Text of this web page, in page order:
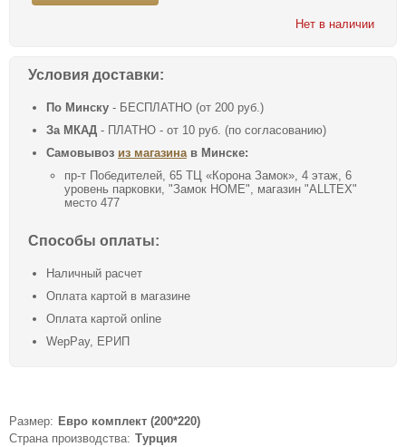
Нет в наличии
Условия доставки:
По Минску - БЕСПЛАТНО (от 200 руб.)
За МКАД - ПЛАТНО - от 10 руб. (по согласованию)
Самовывоз из магазина в Минске:
пр-т Победителей, 65 ТЦ «Корона Замок», 4 этаж, 6
уровень парковки, "Замок HOME", магазин "ALLTEX"
место 477
Способы оплаты:
Наличный расчет
Оплата картой в магазине
Оплата картой online
WepPay, ЕРИП
Размер: Евро комплект (200*220)
Страна производства: Турция